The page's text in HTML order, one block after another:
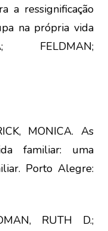
a ressignificação
na própria vida
FELDMAN;
MONICA. As
familiar: uma
Porto Alegre:
RUTH D.;